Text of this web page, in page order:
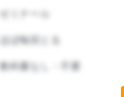
ほぼ毎回とる
教科書なし・不要